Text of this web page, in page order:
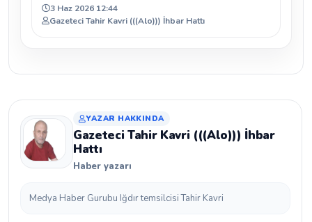
3 Haz 2026 12:44
Gazeteci Tahir Kavri (((Alo))) İhbar Hattı
YAZAR HAKKINDA
Gazeteci Tahir Kavri (((Alo))) İhbar
Hattı
Haber yazarı
Medya Haber Gurubu Iğdır temsilcisi Tahir Kavri